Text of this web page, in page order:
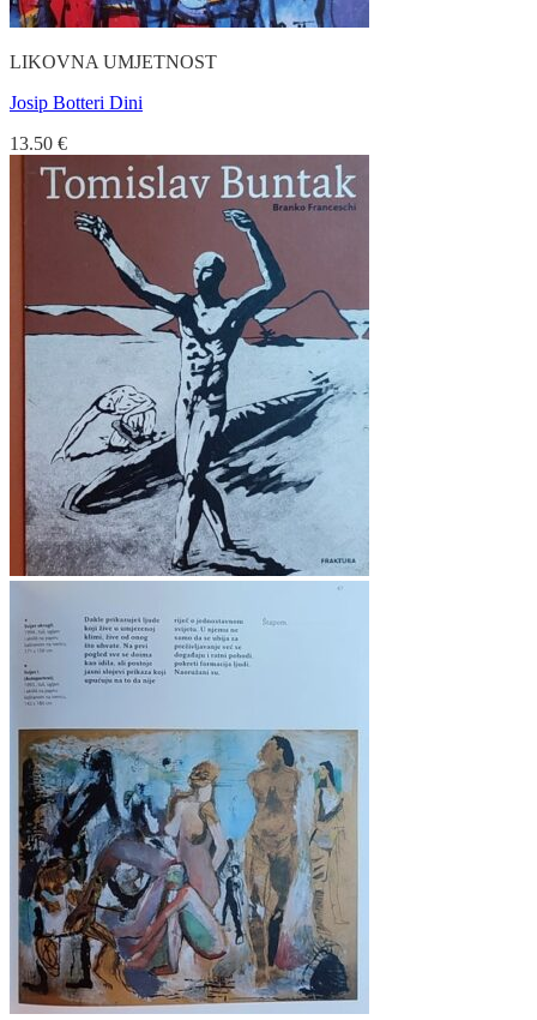
LIKOVNA UMJETNOST
Josip Botteri Dini
13.50 €